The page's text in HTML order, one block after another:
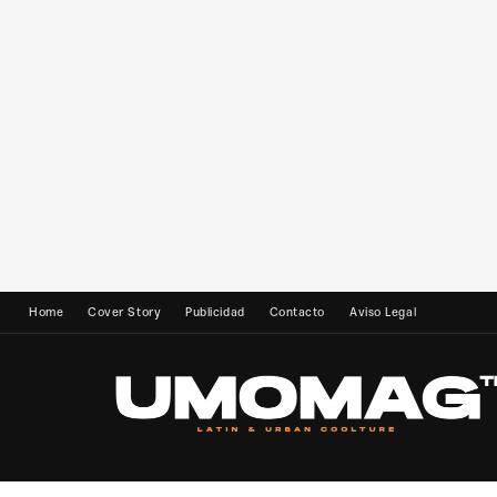
Home Cover Story Publicidad Contacto Aviso Legal